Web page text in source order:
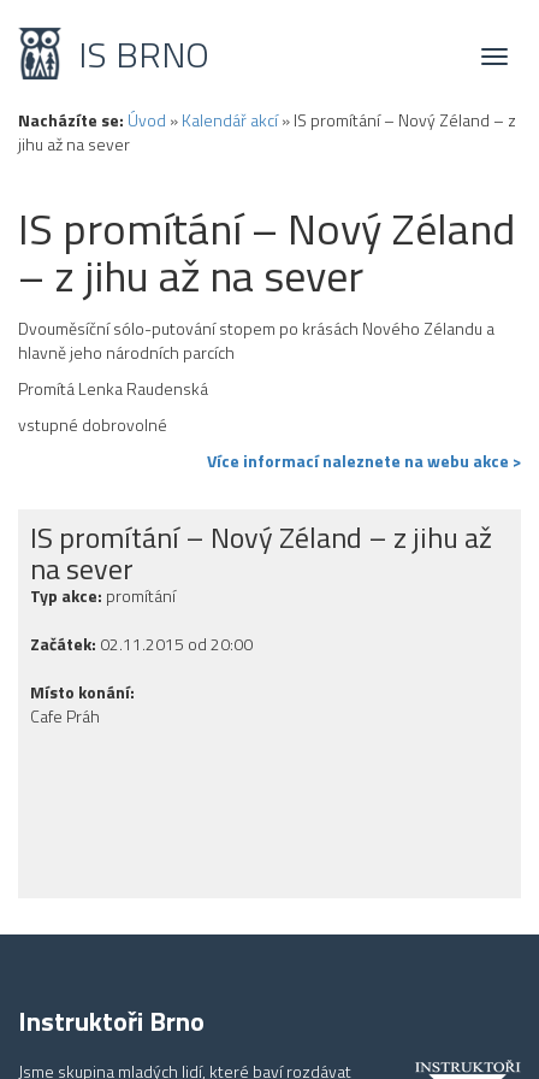
Toggle
IS BRNO
Nacházíte se: Úvod »Kalendář akcí»IS promítání – Nový Zéland – z
jihu až na sever
IS promítání – Nový Zéland
– z jihu až na sever
Dvouměsíční sólo-putování stopem po krásách Nového Zélandu a
hlavně jeho národních parcích
Promítá Lenka Raudenská
vstupné dobrovolné
Více informací naleznete na webu akce >
IS promítání – Nový Zéland – z jihu až
na sever
Typ akce: promítání
Začátek: 02.11.2015 od 20:00
Místo konání:
Cafe Práh
Instruktoři Brno
Jsme skupina mladých lidí, které baví rozdávat